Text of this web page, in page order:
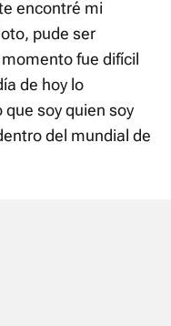
encontré mi
pude ser
fue difícil
de hoy lo
soy quien soy
del mundial de